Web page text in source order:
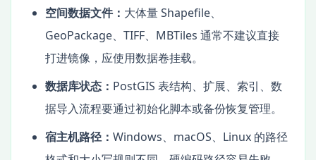
空间数据文件： 大体量 Shapefile、
GeoPackage、TIFF、MBTiles 通常不建议直接
打进镜像，应使用数据卷挂载。
数据库状态： PostGIS 表结构、扩展、索引、数
据导入流程要通过初始化脚本或备份恢复管理。
宿主机路径： Windows、macOS、Linux 的路径